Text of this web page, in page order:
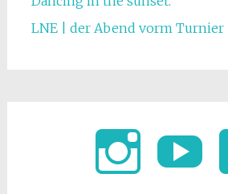
LNE | der Abend vorm Turnier